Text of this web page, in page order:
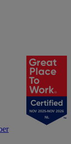
NOV 2025-NOV 2026
NL